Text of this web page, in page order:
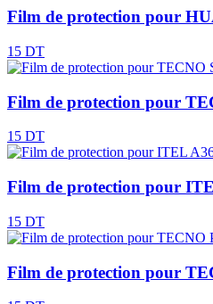
Film de protection pour
15 DT
Film de protection pour
15 DT
Film de protection pour
15 DT
Film de protection pour